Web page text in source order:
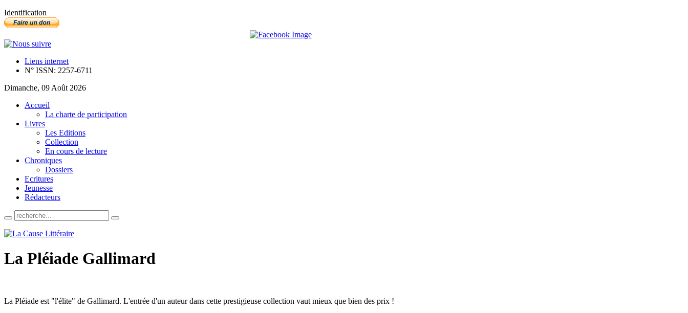
Identification
Liens internet
N° ISSN: 2257-6711
Dimanche, 09 Août 2026
Accueil
La charte de participation
Livres
Les Editions
Collection
En cours de lecture
Chroniques
Dossiers
Ecritures
Jeunesse
Rédacteurs
La Pléiade Gallimard
La Pléiade est "l'élite" de Gallimard. L'entrée d'un auteur dans cette prestigieuse collection vaut mieux que bien des prix !